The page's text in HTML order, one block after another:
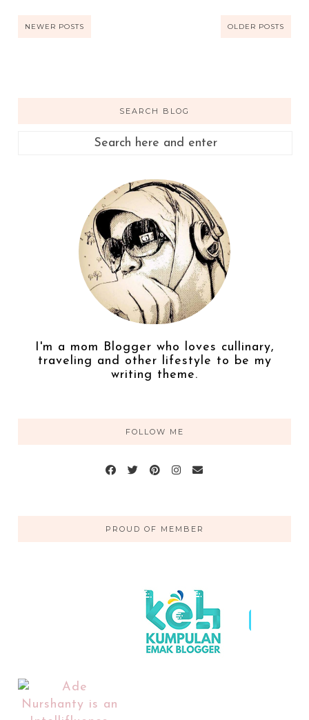
NEWER POSTS OLDER POSTS
SEARCH BLOG
I'm a mom Blogger who loves cullinary,
traveling and other lifestyle to be my
writing theme.
FOLLOW ME
PROUD OF MEMBER